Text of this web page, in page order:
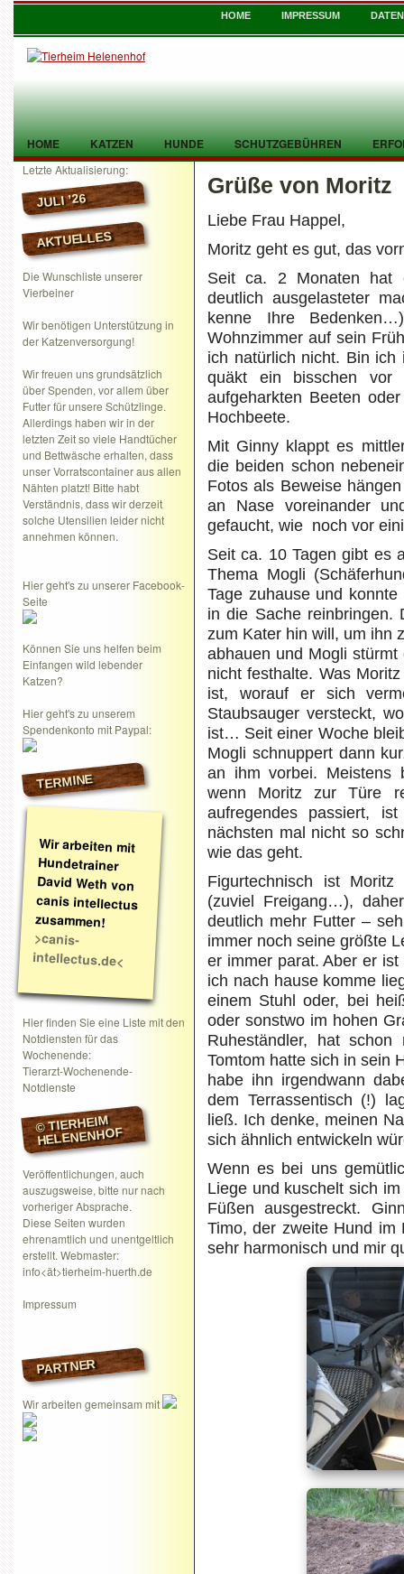
HOME IMPRESSUM
HOME KATZEN HUNDE SCHUTZGEBÜHREN
TIER GEFUNDEN KONTAKT
Letzte Aktualisierung:
JULI ’26
AKTUELLES
Die Wunschliste unserer
Vierbeiner
Wir benötigen Unterstützung in
der Katzenversorgung!
Wir freuen uns grundsätzlich
über Spenden, vor allem über
Futter für unsere Schützlinge.
Allerdings haben wir in der
letzten Zeit so viele Handtücher
und Bettwäsche erhalten, dass
unser Vorratscontainer aus allen
Nähten platzt! Bitte habt
Verständnis, dass wir derzeit
solche Utensilien leider nicht
annehmen können.
Hier geht's zu unserer Facebook-
Seite
Können Sie uns helfen beim
Einfangen wild lebender
Katzen?
Hier geht's zu unserem
Spendenkonto mit Paypal:
TERMINE
Wir arbeiten mit
Hundetrainer
David Weth von
canis intellectus
zusammen!
>canis-
intellectus.de<
Hier finden Sie eine Liste mit den
Notdiensten für das
Wochenende:
Tierarzt-Wochenende-
Notdienste
© TIERHEIM
HELENENHOF
Veröffentlichungen, auch
auszugsweise, bitte nur nach
vorheriger Absprache.
Diese Seiten wurden
ehrenamtlich und unentgeltlich
erstellt. Webmaster:
info<ät>tierheim-huerth.de
Impressum
PARTNER
Wir arbeiten gemeinsam mit
Grüße von Moritz
Liebe Frau Happel,
Moritz geht es gut, das
Seit ca. 2 Monaten hat
deutlich ausgelasteter
kenne Ihre
Wohnzimmer auf sein
ich natürlich nicht. Bin
quäkt ein bisschen
aufgeharkten Beeten
Hochbeete.
Mit Ginny klappt es
die beiden schon
Fotos als Beweise
an Nase voreinander
gefaucht, wie noch vor
Seit ca. 10 Tagen gibt es
Thema Mogli
Tage zuhause und
in die Sache reinbringen.
zum Kater hin will, um ihn
abhauen und Mogli
nicht festhalte. Was
ist, worauf er sich
Staubsauger versteckt,
ist… Seit einer Woche
Mogli schnuppert dann
an ihm vorbei. Meistens
wenn Moritz zur Türe
aufregendes passiert,
nächsten mal nicht so
wie das geht.
Figurtechnisch ist
(zuviel Freigang…),
deutlich mehr Futter –
immer noch seine größte
er immer parat. Aber er
ich nach hause komme
einem Stuhl oder, bei
oder sonstwo im hohen
Ruheständler, hat
Tomtom hatte sich in sein
habe ihn irgendwann
dem Terrassentisch (!)
ließ. Ich denke, meinen
sich ähnlich entwickeln
Wenn es bei uns
Liege und kuschelt sich
Füßen ausgestreckt.
Timo, der zweite Hund im
sehr harmonisch und mir